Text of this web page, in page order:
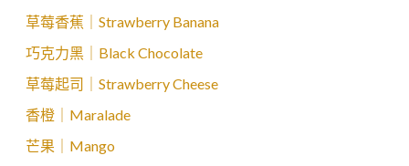
草莓香蕉｜Strawberry Banana
巧克力黑｜Black Chocolate
草莓起司｜Strawberry Cheese
香橙｜Maralade
芒果｜Mango